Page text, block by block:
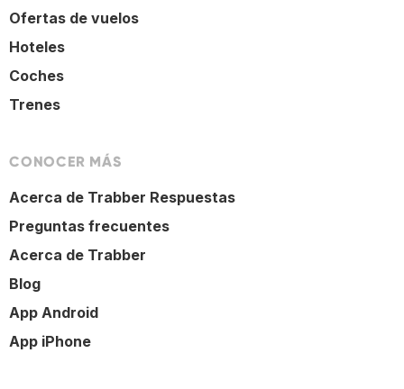
Ofertas de vuelos
Hoteles
Coches
Trenes
CONOCER MÁS
Acerca de Trabber Respuestas
Preguntas frecuentes
Acerca de Trabber
Blog
App Android
App iPhone